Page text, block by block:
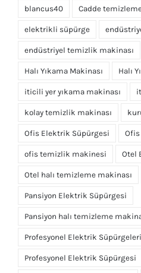
blancus40 Cadde
elektrikli süpürge
endüstriyel temizlik makinası
Halı Yıkama Makinası Halı
iticili yer yıkama makinası
kolay temizlik makinası
Ofis Elektrik Süpürgesi Ofis
ofis temizlik makinesi Otel
Otel halı temizleme makinası
Pansiyon Elektrik Süpürgesi
Pansiyon halı temizleme
Profesyonel Elektrik Süpürgeleri
Profesyonel Elektrik Süpürgesi